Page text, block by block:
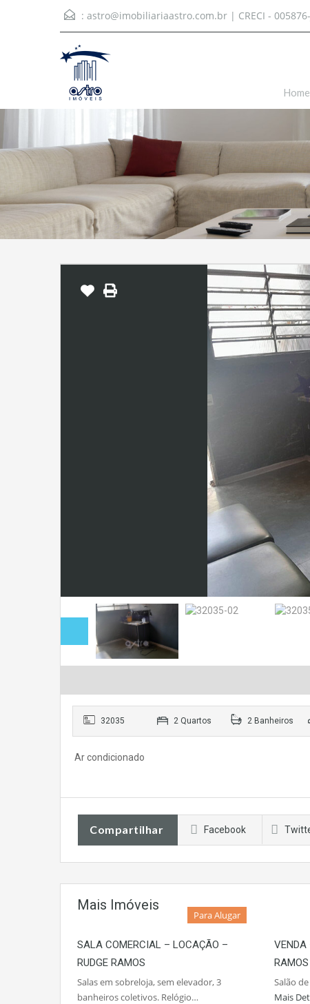
: astro@imobiliariaastro.com.br | CRECI -
Home
32035 2 Quartos 2 Banheiros
Ar condicionado
Compartilhar Facebook
Mais Imóveis
Para Alugar
SALA COMERCIAL – LOCAÇÃO –
RUDGE RAMOS
Salas em sobreloja, sem elevador, 3
banheiros coletivos. Relógio…
VENDA
RAMOS
Salão
Mais